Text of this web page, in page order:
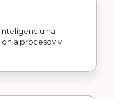
na
a procesov v